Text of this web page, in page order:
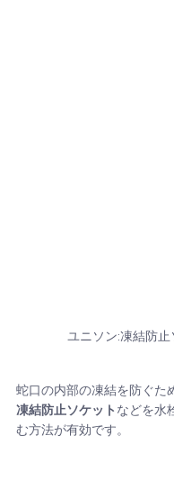
ユニソン:凍結防止
蛇口の内部の凍結を防ぐた
凍結防止ソケット などを水
む方法が有効です。